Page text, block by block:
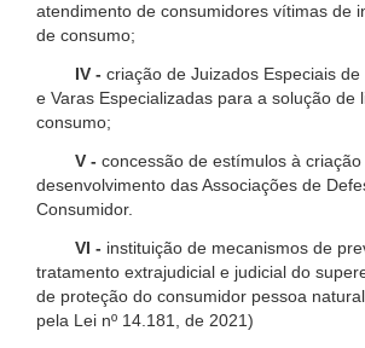
atendimento de consumidores vítimas de
de consumo;
IV - criação de Juizados Especiais
e Varas Especializadas para a solução de
consumo;
V - concessão de estímulos à criação
desenvolvimento das Associações de
Consumidor.
VI - instituição de mecanismos de
tratamento extrajudicial e judicial do
de proteção do consumidor pessoa
pela Lei nº 14.181, de 2021)